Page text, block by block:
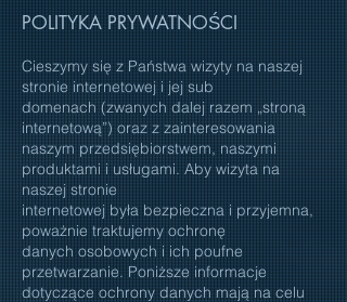
POLITYKA PRYWATNOŚCI
Cieszymy się z Państwa wizyty na naszej
stronie internetowej i jej sub
domenach (zwanych dalej razem „stroną
internetową”) oraz z zainteresowania
naszym przedsiębiorstwem, naszymi
produktami i usługami. Aby wizyta na
naszej stronie
internetowej była bezpieczna i przyjemna,
poważnie traktujemy ochronę
danych osobowych i ich poufne
przetwarzanie. Poniższe informacje
dotyczące ochrony danych mają na celu